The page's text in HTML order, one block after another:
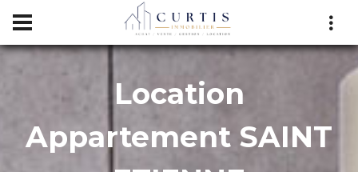
Location
Appartement SAINT